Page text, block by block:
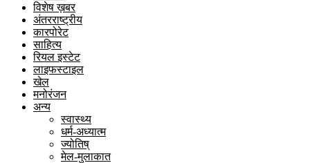
विशेष ख़बर
अंतरराष्ट्रीय
कारपोरेट
साहित्य
रियल इस्टेट
लाइफस्टाइल
खेल
मनोरंजन
अन्य
स्वास्थ्य
धर्म-अध्यात्म
ज्योतिष्
मेल-मुलाकात